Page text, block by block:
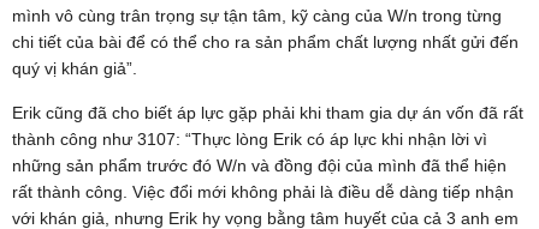
mình vô cùng trân trọng sự tận tâm, kỹ càng của W/n trong từng
chi tiết của bài để có thể cho ra sản phẩm chất lượng nhất gửi đến
quý vị khán giả”.
Erik cũng đã cho biết áp lực gặp phải khi tham gia dự án vốn đã rất
thành công như 3107: “Thực lòng Erik có áp lực khi nhận lời vì
những sản phẩm trước đó W/n và đồng đội của mình đã thể hiện
rất thành công. Việc đổi mới không phải là điều dễ dàng tiếp nhận
với khán giả, nhưng Erik hy vọng bằng tâm huyết của cả 3 anh em